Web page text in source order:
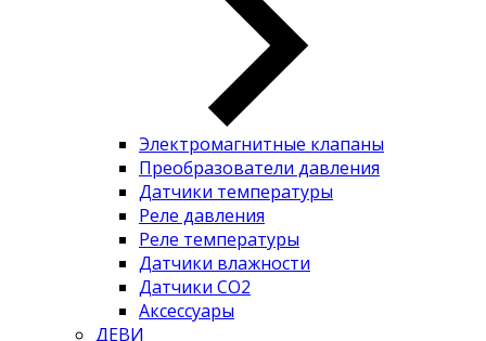
Электромагнитные клапаны
Преобразователи давления
Датчики температуры
Реле давления
Реле температуры
Датчики влажности
Датчики CO2
Аксессуары
ДЕВИ